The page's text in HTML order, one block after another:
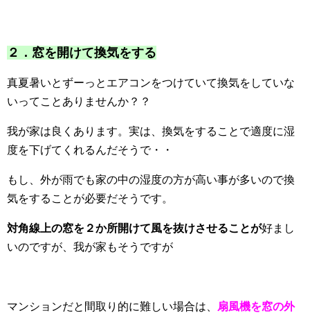
２．窓を開けて換気をする
真夏暑いとずーっとエアコンをつけていて換気をしていな
いってことありませんか？？
我が家は良くあります。実は、換気をすることで適度に湿
度を下げてくれるんだそうで・・
もし、外が雨でも家の中の湿度の方が高い事が多いので換
気をすることが必要だそうです。
対角線上の窓を２か所開けて風を抜けさせることが好まし
いのですが、我が家もそうですが
マンションだと間取り的に難しい場合は、 扇風機を窓の外